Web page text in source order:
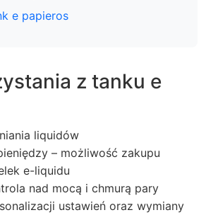
e papieros
z tanku e
liquidów
– możliwość zakupu
e-liquidu
nad mocą i chmurą pary
ustawień oraz wymiany